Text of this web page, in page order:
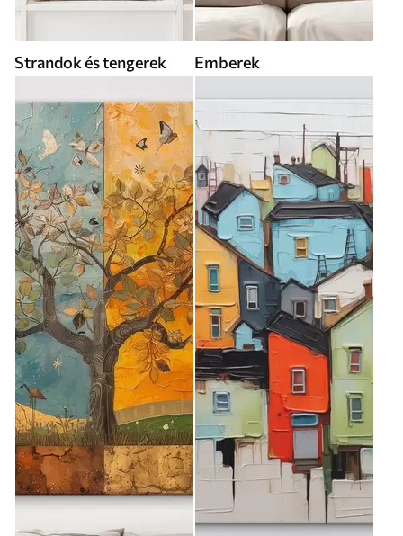
Strandok és tengerek Emberek